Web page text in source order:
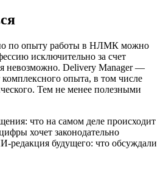
по опыту работы в НЛМК можно
исключительно за счет
невозможно. Delivery Manager —
комплексного опыта, в том числе
Тем не менее полезными
что на самом деле происходит
хочет законодательно
редакция будущего: что обсуждали